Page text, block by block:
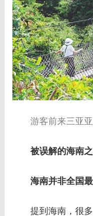
游客前来三亚
被误解的海南
海南并非全国
提到海南，很